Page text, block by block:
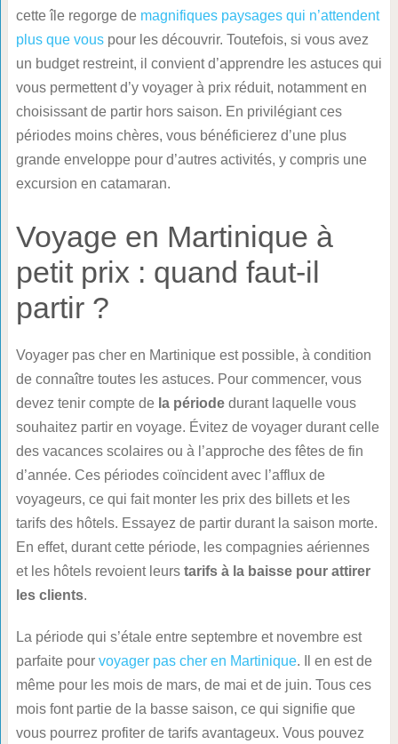
cette île regorge de magnifiques paysages qui n’attendent
plus que vouspour les découvrir. Toutefois, si vous avez
un budget restreint, il convient d’apprendre les astuces qui
vous permettent d’y voyager à prix réduit, notamment en
choisissant de partir hors saison. En privilégiant ces
périodes moins chères, vous bénéficierez d’une plus
grande enveloppe pour d’autres activités, y compris une
excursion en catamaran.
Voyage en Martinique à
petit prix : quand faut-il
partir ?
Voyager pas cher en Martinique est possible, à condition
de connaître toutes les astuces. Pour commencer, vous
devez tenir compte dela périodedurant laquelle vous
souhaitez partir en voyage. Évitez de voyager durant celle
des vacances scolaires ou à l’approche des fêtes de fin
d’année. Ces périodes coïncident avec l’afflux de
voyageurs, ce qui fait monter les prix des billets et les
tarifs des hôtels. Essayez de partir durant la saison morte.
En effet, durant cette période, les compagnies aériennes
et les hôtels revoient leurs tarifs à la baisse pour attirer
les clients.
La période qui s’étale entre septembre et novembre est
parfaite pour voyager pas cher en Martinique. Il en est de
même pour les mois de mars, de mai et de juin. Tous ces
mois font partie de la basse saison, ce qui signifie que
vous pourrez profiter de tarifs avantageux. Vous pouvez